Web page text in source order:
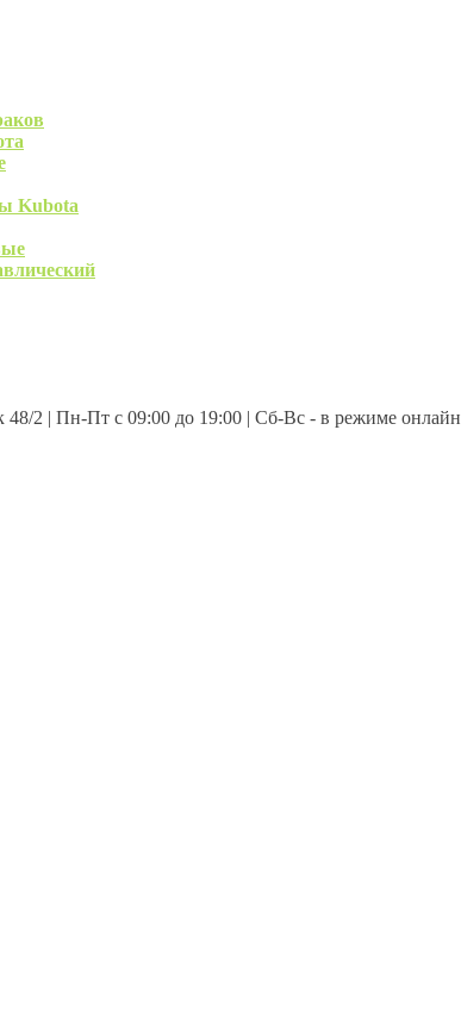
Kubota
48/2 | Пн-Пт с 09:00 до 19:00 | Сб-Вс - в режиме онлайн